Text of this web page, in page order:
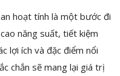
hoạt tính là một bước đi
năng suất, tiết kiệm
lợi ích và đặc điểm nổi
chắn sẽ mang lại giá trị